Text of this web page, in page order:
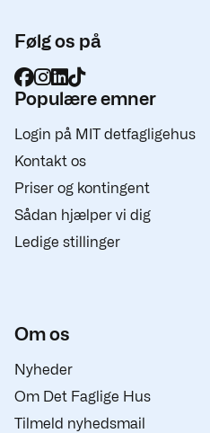
Følg os på
Populære emner
Login på MIT detfagligehus
Kontakt os
Priser og kontingent
Sådan hjælper vi dig
Ledige stillinger
Om os
Nyheder
Om Det Faglige Hus
Tilmeld nyhedsmail